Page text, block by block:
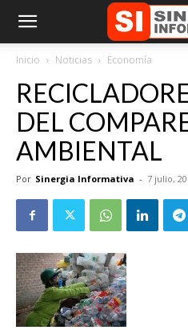
Inicio Noticias Economía
DEL
AMBIENTAL
Por Sinergia Informativa - 7 julio,